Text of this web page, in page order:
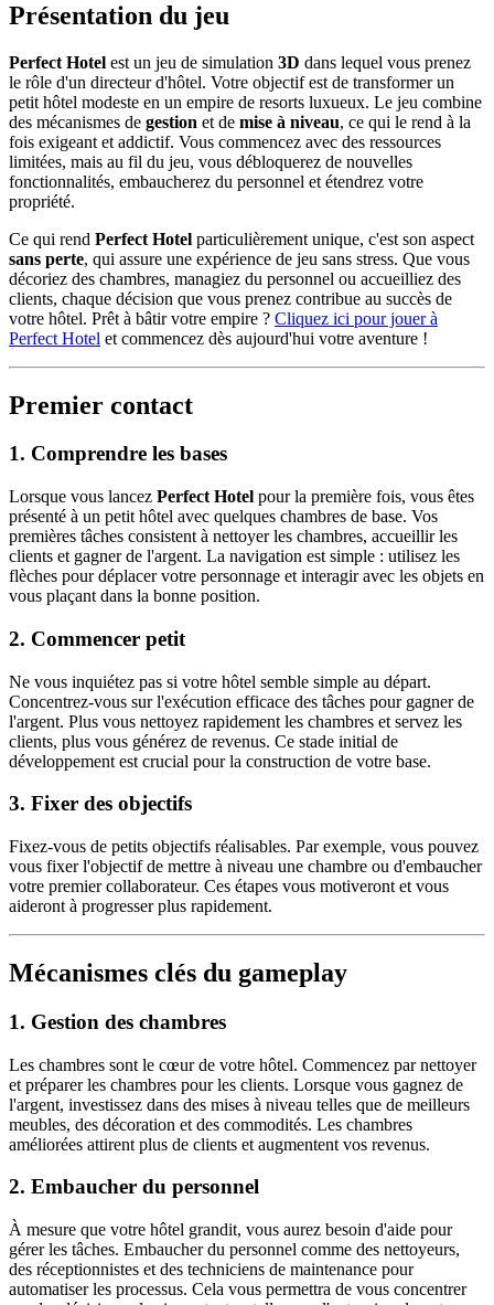
Présentation du jeu
Perfect Hotel est un jeu de simulation 3D dans lequel vous prenez
le rôle d'un directeur d'hôtel. Votre objectif est de transformer un
petit hôtel modeste en un empire de resorts luxueux. Le jeu combine
des mécanismes de gestion et de mise à niveau, ce qui le rend à la
fois exigeant et addictif. Vous commencez avec des ressources
limitées, mais au fil du jeu, vous débloquerez de nouvelles
fonctionnalités, embaucherez du personnel et étendrez votre
propriété.
Ce qui rend Perfect Hotel particulièrement unique, c'est son aspect
sans perte, qui assure une expérience de jeu sans stress. Que vous
décoriez des chambres, managiez du personnel ou accueilliez des
clients, chaque décision que vous prenez contribue au succès de
votre hôtel. Prêt à bâtir votre empire ? Cliquez ici pour jouer à
Perfect Hotel et commencez dès aujourd'hui votre aventure !
Premier contact
1. Comprendre les bases
Lorsque vous lancez Perfect Hotel pour la première fois, vous êtes
présenté à un petit hôtel avec quelques chambres de base. Vos
premières tâches consistent à nettoyer les chambres, accueillir les
clients et gagner de l'argent. La navigation est simple : utilisez les
flèches pour déplacer votre personnage et interagir avec les objets en
vous plaçant dans la bonne position.
2. Commencer petit
Ne vous inquiétez pas si votre hôtel semble simple au départ.
Concentrez-vous sur l'exécution efficace des tâches pour gagner de
l'argent. Plus vous nettoyez rapidement les chambres et servez les
clients, plus vous générez de revenus. Ce stade initial de
développement est crucial pour la construction de votre base.
3. Fixer des objectifs
Fixez-vous de petits objectifs réalisables. Par exemple, vous pouvez
vous fixer l'objectif de mettre à niveau une chambre ou d'embaucher
votre premier collaborateur. Ces étapes vous motiveront et vous
aideront à progresser plus rapidement.
Mécanismes clés du gameplay
1. Gestion des chambres
Les chambres sont le cœur de votre hôtel. Commencez par nettoyer
et préparer les chambres pour les clients. Lorsque vous gagnez de
l'argent, investissez dans des mises à niveau telles que de meilleurs
meubles, des décoration et des commodités. Les chambres
améliorées attirent plus de clients et augmentent vos revenus.
2. Embaucher du personnel
À mesure que votre hôtel grandit, vous aurez besoin d'aide pour
gérer les tâches. Embaucher du personnel comme des nettoyeurs,
des réceptionnistes et des techniciens de maintenance pour
automatiser les processus. Cela vous permettra de vous concentrer